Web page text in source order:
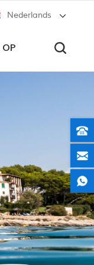
Nederlands